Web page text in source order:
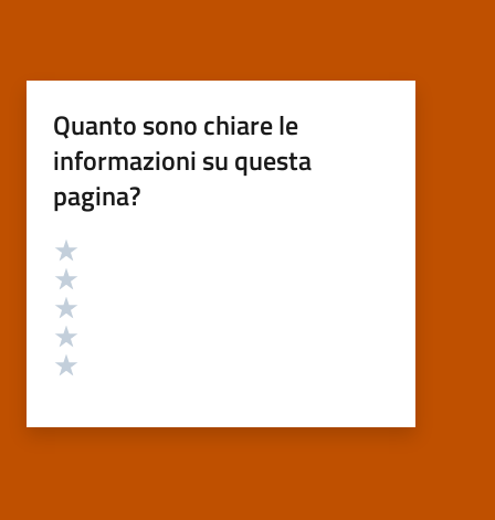
Quanto sono chiare le
informazioni su questa
pagina?
Valutazione